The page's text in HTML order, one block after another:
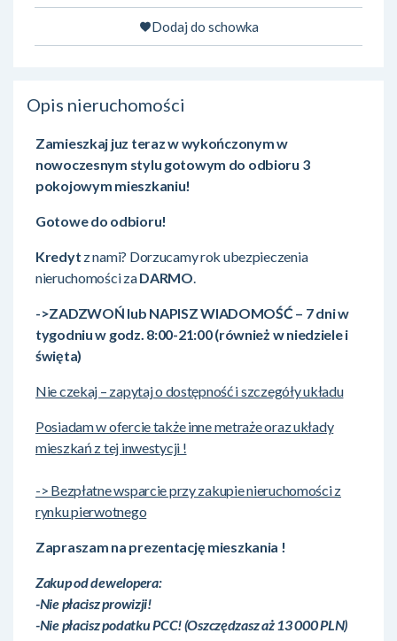
Dodaj do schowka
Opis nieruchomości
Zamieszkaj juz teraz w wykończonym w
nowoczesnym stylu gotowym do odbioru 3
pokojowym mieszkaniu!
Gotowe do odbioru!
Kredyt z nami? Dorzucamy rok ubezpieczenia
nieruchomości zaDARMO.
->ZADZWOŃ lub NAPISZ WIADOMOŚĆ – 7 dni w
tygodniu w godz. 8:00-21:00 (również w niedziele i
święta)
Nie czekaj – zapytaj o dostępność i szczegóły układu
Posiadam w ofercie także inne metraże oraz układy
mieszkań z tej inwestycji !
-> Bezpłatne wsparcie przy zakupie nieruchomości z
rynku pierwotnego
Zapraszam na prezentację mieszkania !
Zakup od dewelopera:
-Nie płacisz prowizji!
-Nie płacisz podatku PCC! (Oszczędzasz aż 13 000 PLN)